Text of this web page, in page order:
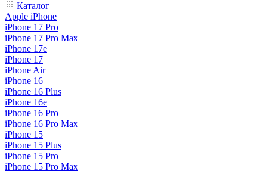
Каталог
Apple iPhone
iPhone 17 Pro
iPhone 17 Pro Max
iPhone 17e
iPhone 17
iPhone Air
iPhone 16
iPhone 16 Plus
iPhone 16e
iPhone 16 Pro
iPhone 16 Pro Max
iPhone 15
iPhone 15 Plus
iPhone 15 Pro
iPhone 15 Pro Max